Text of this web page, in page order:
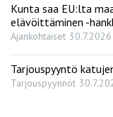
Kunta saa EU:lta
elävöittäminen -
Ajankohtaiset 30.7.2026
Tarjouspyyntö
Tarjouspyynnöt